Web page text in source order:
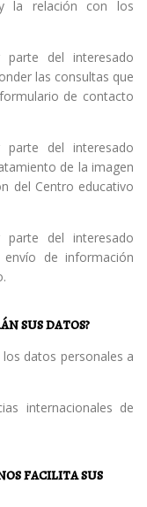
la relación con los
del interesado
las consultas que
de contacto
del interesado
de la imagen
del Centro educativo
del interesado
de información
sus datos?
datos personales a
internacionales de
facilita sus